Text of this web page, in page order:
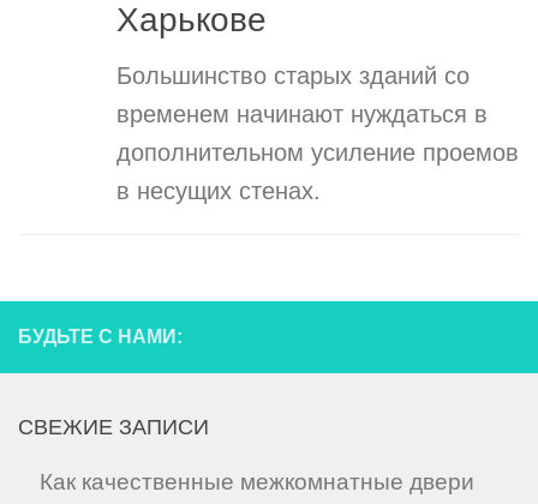
Харькове
Большинство старых зданий со
временем начинают нуждаться в
дополнительном усиление проемов
в несущих стенах.
БУДЬТЕ С НАМИ:
СВЕЖИЕ ЗАПИСИ
Как качественные межкомнатные двери